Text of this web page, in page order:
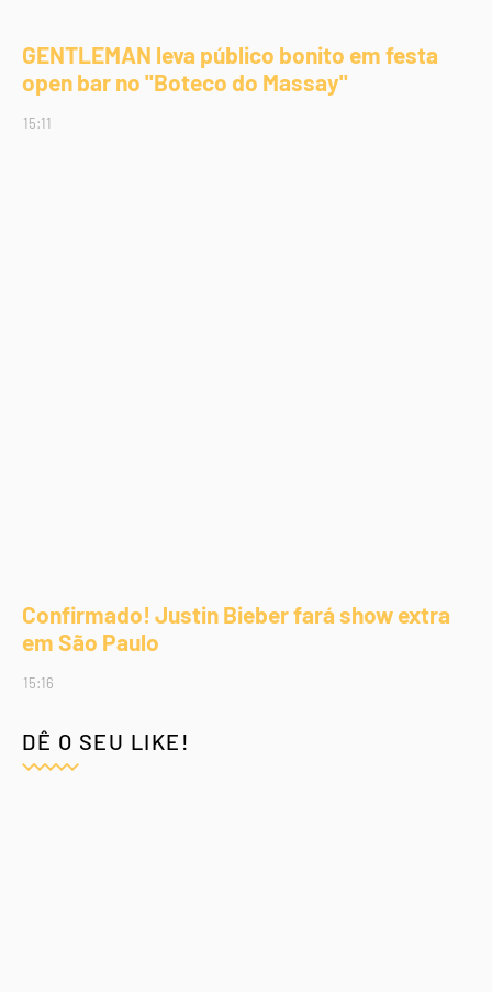
GENTLEMAN leva público bonito em festa
open bar no "Boteco do Massay"
15:11
Confirmado! Justin Bieber fará show extra
em São Paulo
15:16
DÊ O SEU LIKE!